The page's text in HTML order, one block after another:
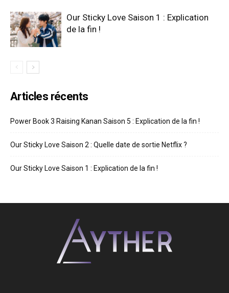
Our Sticky Love Saison 1 : Explication
de la fin !
Articles récents
Power Book 3 Raising Kanan Saison 5 : Explication de la fin !
Our Sticky Love Saison 2 : Quelle date de sortie Netflix ?
Our Sticky Love Saison 1 : Explication de la fin !